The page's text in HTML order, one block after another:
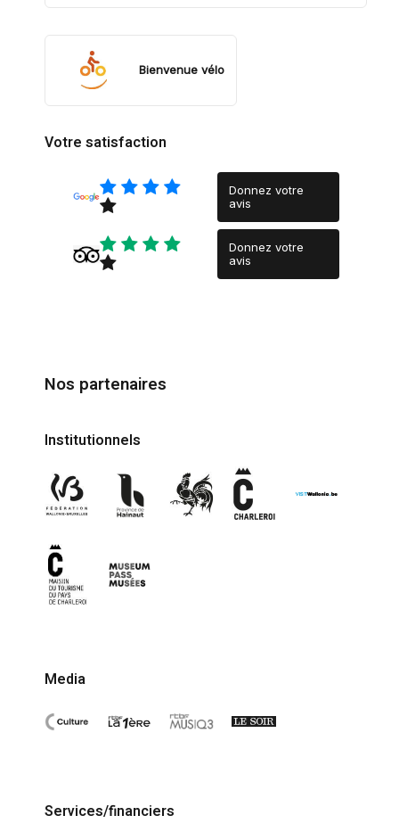
Bienvenue vélo
Votre satisfaction
Donnez votre
avis
Donnez votre
avis
Nos partenaires
Institutionnels
Media
Services/financiers